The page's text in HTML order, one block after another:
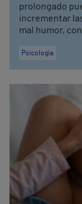
prolongado
incrementar
mal humor,
Psicología